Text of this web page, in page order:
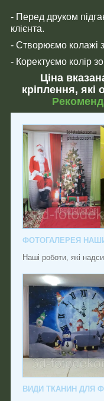
- Перед друком
клієнта.
- Створюємо колажі
- Коректуємо колір
Ціна
кріплення, які
ФОТОГАЛЕРЕЯ
Наші роботи, які
ВИДИ ТКАНИН ДЛЯ